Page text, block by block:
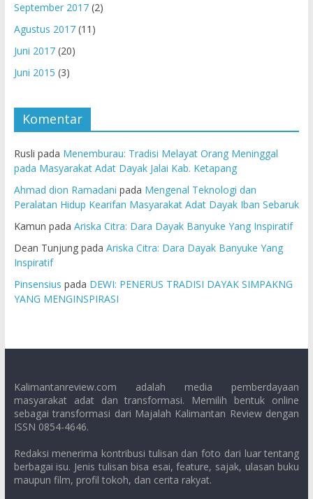
September 2017(2)
Agustus 2017(11)
Juni 2017(20)
Juni 2015 (3)
Komentar
Rusli pada Menemburau: Tradisi Melayat Orang Meninggal
pada Masyarakat Adat Dayak Jalai Kab. Ketapang
Ahmad dion Ramadani pada Mengenal Teknologi dan
Peralatan Hidup Kearifan Masyarakat Adat Dayak Iban Sebaruk
Kamun pada Ariska Citra: Dara Dayak Banyuke Yang Inspiratif
Dean Tunjungpada Ariska Citra: Dara Dayak Banyuke Yang
Inspiratif
Pinsensius pada DEWI: PENERUS TRADISI DAYAK SIMPAKNG
YANG MENGINSPIRASI
Kalimantanreview.com adalah media pemberdayaan
masyarakat adat dan transformasi. Memilih bentuk online
sebagai transformasi dari Majalah Kalimantan Review dengan
ISSN 0854-4646.
Redaksi menerima kontribusi tulisan dan foto dari luar tentang
berbagai isu. Jenis tulisan bisa esai, feature, sajak, ulasan buku
maupun film, profil tokoh, dan cerita rakyat.